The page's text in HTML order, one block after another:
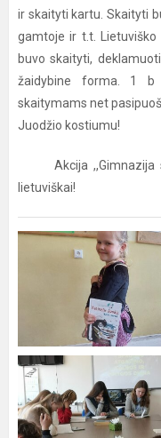
ir skaityti kartu. Skaityti
gamtoje ir t.t.
buvo skaityti,
žaidybine forma. 1 b
skaitymams net
Juodžio kostiumu!
Akcija ,,Gimnazija
lietuviškai!